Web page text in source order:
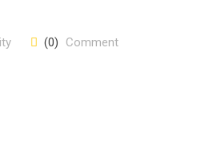
(0) Comment